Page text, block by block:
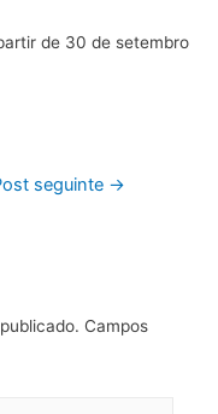
de 30 de setembro
seguinte →
Campos